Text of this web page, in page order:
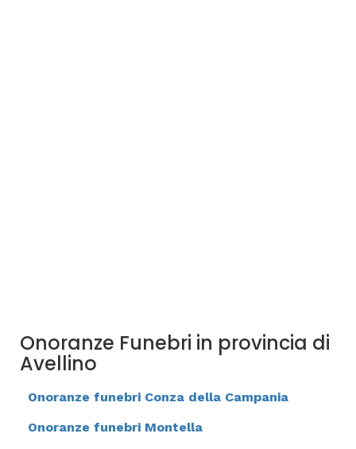
Onoranze Funebri in provincia di
Avellino
Onoranze funebri Conza della Campania
Onoranze funebri Montella